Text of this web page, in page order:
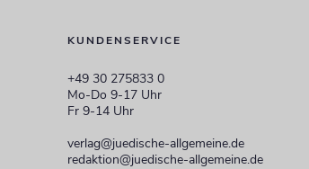
KUNDENSERVICE
+49 30 275833 0
Mo-Do 9-17 Uhr
Fr 9-14 Uhr
verlag@juedische-allgemeine.de
redaktion@juedische-allgemeine.de